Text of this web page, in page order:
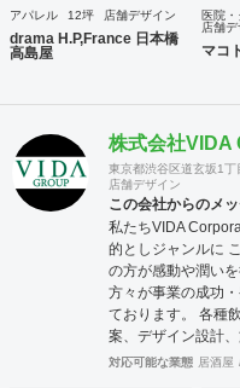
アパレル 12坪 店舗デザイン
drama H.P,France 日本橋
高島屋
医院・
店舗デ
マコ
株式会社
東京都渋谷区道玄坂1
店舗デザイン
この会社からのメ
私たちVIDA
的としジャンルに
の方が感動や潤い
方々が事業の成功
ております。 各種
案、デザイン設計
対応可能な業態 居酒屋